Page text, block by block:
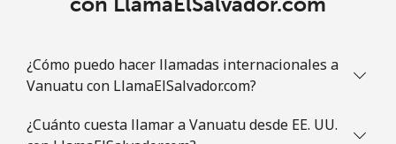
¿Cómo puedo hacer llamadas internacionales a
Vanuatu con LlamaElSalvador.com?
¿Cuánto cuesta llamar a Vanuatu desde EE. UU.